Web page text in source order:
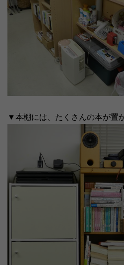
▼本棚には、たくさんの本が置